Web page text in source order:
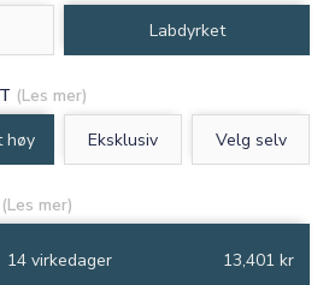
Labdyrket
(Les mer)
høy Eksklusiv Velg selv
(Les mer)
13,401 kr
14 virkedager